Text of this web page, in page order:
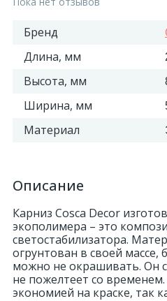
Бренд
Длина, мм
Высота, мм
Ширина, мм
Материал
Описание
Карниз Cosca Decor
экополимера – это
светостабилизатора.
огрунтован в своей массе,
можно не окрашивать. Он
не пожелтеет со
экономией на краске, так